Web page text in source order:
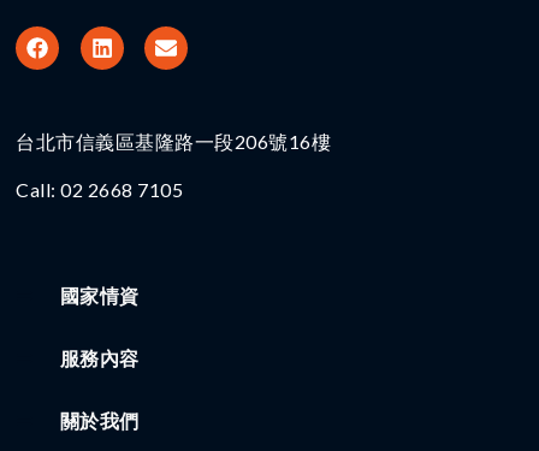
台北市信義區基隆路一段206號16樓​
Call: 02 2668 7105
國家情資
服務內容
關於我們